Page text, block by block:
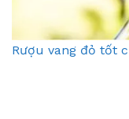
Rượu vang đỏ tốt